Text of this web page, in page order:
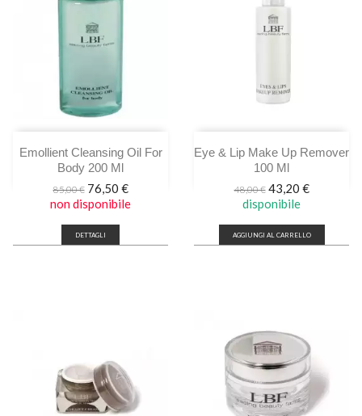
Emollient Cleansing Oil For
Body 200 Ml
Prezzo
base
85,00 € Prezzo
76,50 €
non disponibile
DETTAGLI
Eye & Lip Make Up Remover
100 Ml
Prezzo
base
48,00 € Prezzo
43,20 €
disponibile
AGGIUNGI AL CARRELLO